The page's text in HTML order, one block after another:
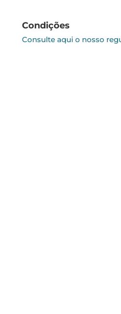
Condições
Consulte aqui o nosso